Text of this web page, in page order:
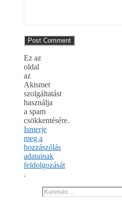
Ez az
oldal
az
Akismet
szolgáltatást
használja
a spam
csökkentésére.
Ismerje
meg a
hozzászólás
adatainak
feldolgozását
.